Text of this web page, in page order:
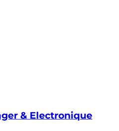
& Electronique